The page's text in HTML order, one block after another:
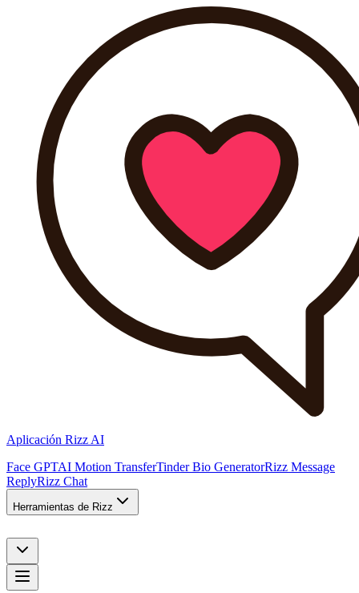
Aplicación Rizz AI
Face GPTAI Motion TransferTinder Bio GeneratorRizz Message
ReplyRizz Chat
Herramientas de Rizz